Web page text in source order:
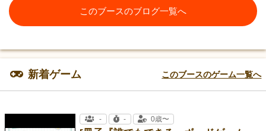
このブースのブログ一覧へ
新着ゲーム このブースのゲーム一覧へ
- - 0歳〜